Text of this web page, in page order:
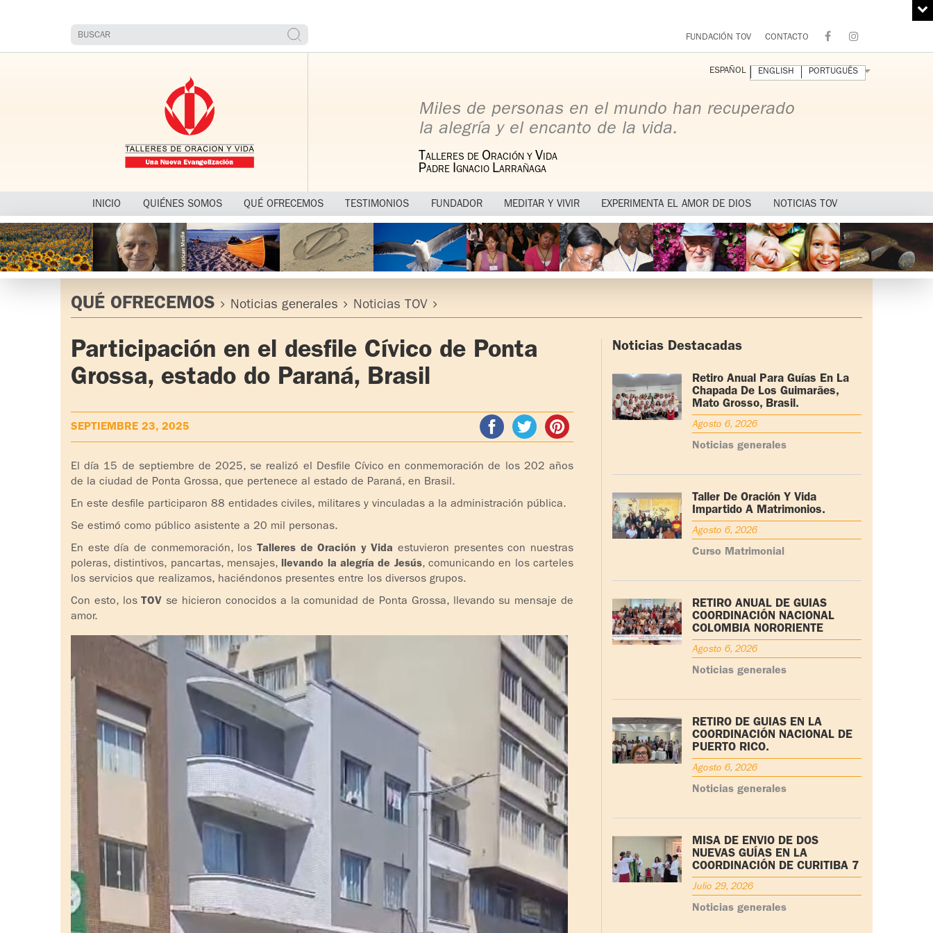
FUNDACIÓN TOV CONTACTO
Miles de personas en el mundo han recuperado
la alegría y el encanto de la vida.
T ALLERES DE ORACIÓN Y V IDA
PADRE IGNACIO LARRAÑAGA
INICIO QUIÉNES SOMOS QUÉ OFRECEMOS TESTIMONIOS FUNDADOR MEDITAR Y VIVIR EXPERIMENTA EL AMOR DE DIOS NOTICIAS TOV
ESPAÑOL ENGLISH PORTUGUÊS
QUÉ OFRECEMOS Noticias generales Noticias TOV
Participación en el desfile Cívico de Ponta
Grossa, estado do Paraná, Brasil
SEPTIEMBRE 23, 2025
El día 15 de septiembre de 2025, se realizó el Desfile Cívico en conmemoración de los 202 años
de la ciudad de Ponta Grossa, que pertenece al estado de Paraná, en Brasil.
En este desfile participaron 88 entidades civiles, militares y vinculadas a la administración pública.
Se estimó como público asistente a 20 mil personas.
En este día de conmemoración, los Talleres de Oración y Vida estuvieron presentes con nuestras
poleras, distintivos, pancartas, mensajes, llevando la alegría de Jesús, comunicando en los carteles
los servicios que realizamos, haciéndonos presentes entre los diversos grupos.
Con esto, losTOV se hicieron conocidos a la comunidad de Ponta Grossa, llevando su mensaje de
amor.
Noticias Destacadas
Retiro Anual Para Guías En La
Chapada De Los Guimarães,
Mato Grosso, Brasil.
Agosto 6, 2026
Noticias generales
Taller De Oración Y Vida
Impartido A Matrimonios.
Agosto 6, 2026
Curso Matrimonial
RETIRO ANUAL DE GUÍAS
COORDINACIÓN NACIONAL
COLOMBIA NORORIENTE
Agosto 6, 2026
Noticias generales
RETIRO DE GUÍAS EN LA
COORDINACIÓN NACIONAL DE
PUERTO RICO.
Agosto 6, 2026
Noticias generales
MISA DE ENVÍO DE DOS
NUEVAS GUÍAS EN LA
COORDINACIÓN DE CURITIBA 7
Julio 29, 2026
Noticias generales